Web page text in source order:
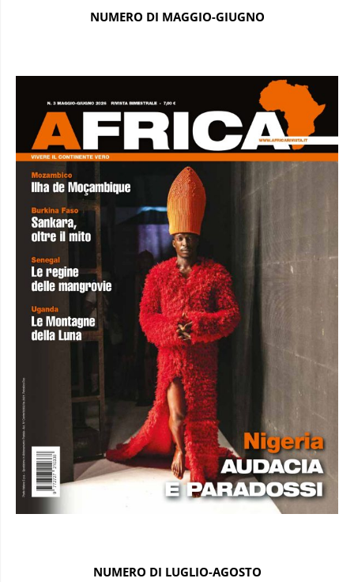
NUMERO DI MAGGIO-GIUGNO
NUMERO DI LUGLIO-AGOSTO